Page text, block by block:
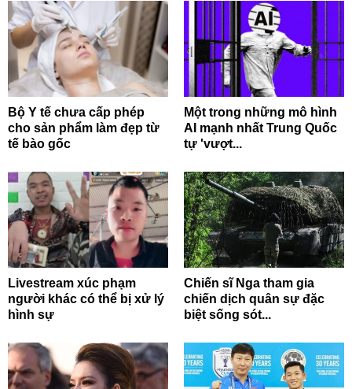
Bộ Y tế chưa cấp phép
cho sản phẩm làm đẹp từ
tế bào gốc
Một trong những mô hình
AI mạnh nhất Trung Quốc
tự 'vượt...
Livestream xúc phạm
người khác có thể bị xử lý
hình sự
Chiến sĩ Nga tham gia
chiến dịch quân sự đặc
biệt sống sót...